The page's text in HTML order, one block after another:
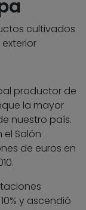
cultivados
productor de
la mayor
nuestro país.
Salón
de euros en
y ascendió